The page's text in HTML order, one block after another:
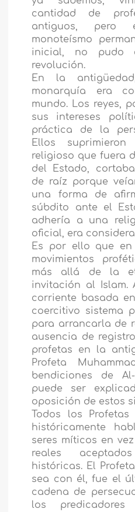
cantidad de
antiguos, pero
monoteísmo
inicial, no pudo
revolución.
En la
monarquía era
mundo. Los reyes,
sus intereses
práctica de la
Ellos
religioso que fuera
del Estado,
de raíz porque
una forma de
súbdito ante el
adhería a una
oficial, era
Es por ello que
movimientos
más allá de la
invitación al Islam.
corriente basada
coercitivo sistema
para arrancarla de
ausencia de
profetas en la
Profeta
bendiciones de
puede ser
oposición de estos
Todos los
históricamente
seres míticos en
reales
históricas. El
sea con él, fue el
cadena de
los predicadores